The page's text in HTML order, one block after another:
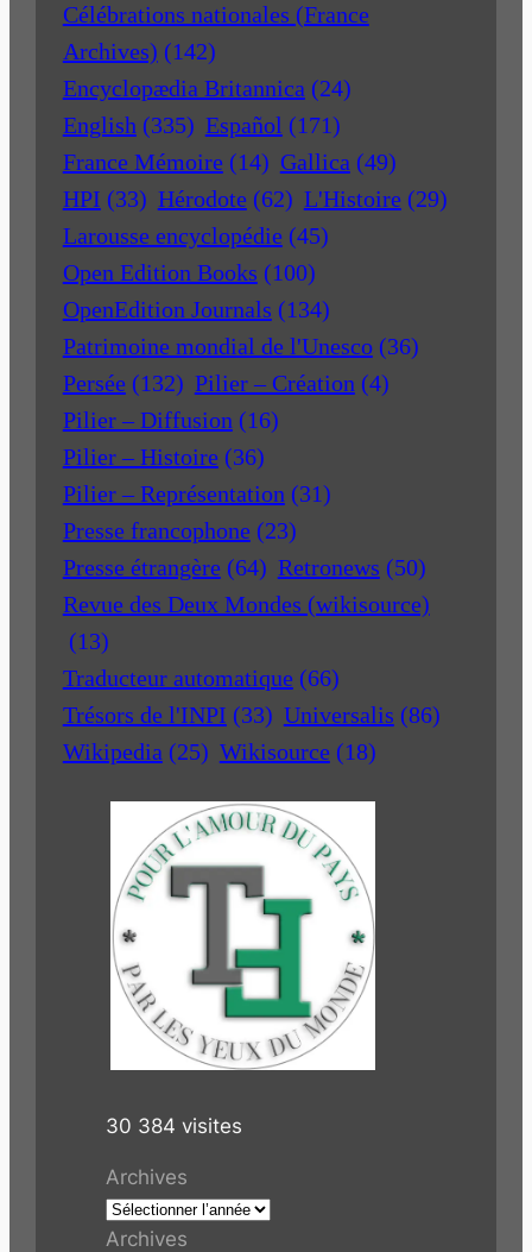
Célébrations nationales (France
Archives) (142)
Encyclopædia Britannica (24)
English (335) Español (171)
France Mémoire (14) Gallica (49)
HPI (33) Hérodote (62) L'Histoire (29)
Larousse encyclopédie (45)
Open Edition Books (100)
OpenEdition Journals (134)
Patrimoine mondial de l'Unesco (36)
Persée (132) Pilier – Création (4)
Pilier – Diffusion (16)
Pilier – Histoire (36)
Pilier – Représentation (31)
Presse francophone (23)
Presse étrangère (64) Retronews (50)
Revue des Deux Mondes (wikisource)
(13)
Traducteur automatique (66)
Trésors de l'INPI (33) Universalis (86)
Wikipedia (25) Wikisource (18)
30 384 visites
Archives
Archives